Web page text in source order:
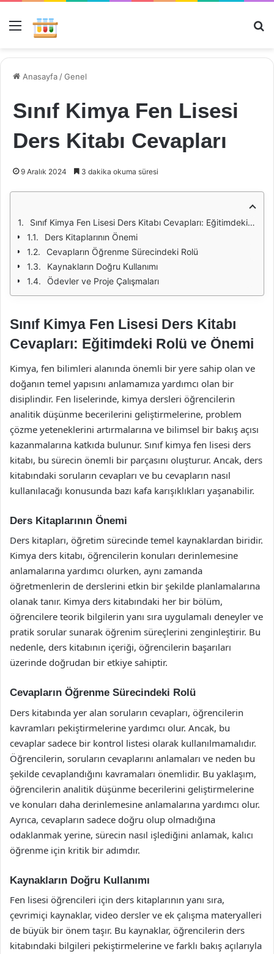
Menü
Anasayfa /Genel
Sınıf Kimya Fen Lisesi
Ders Kitabı Cevapları
9 Aralık 2024 3 dakika okuma süresi
Sınıf Kimya Fen Lisesi Ders Kitabı Cevapları: Eğitimdeki Rolü ve Önemi
Ders Kitaplarının Önemi
Cevapların Öğrenme Sürecindeki Rolü
Kaynakların Doğru Kullanımı
Ödevler ve Proje Çalışmaları
Sınıf Kimya Fen Lisesi Ders Kitabı
Cevapları: Eğitimdeki Rolü ve Önemi
Kimya, fen bilimleri alanında önemli bir yere sahip olan ve
doğanın temel yapısını anlamamıza yardımcı olan bir
disiplindir. Fen liselerinde, kimya dersleri öğrencilerin
analitik düşünme becerilerini geliştirmelerine, problem
çözme yeteneklerini artırmalarına ve bilimsel bir bakış açısı
kazanmalarına katkıda bulunur. Sınıf kimya fen lisesi ders
kitabı, bu sürecin önemli bir parçasını oluşturur. Ancak, ders
kitabındaki soruların cevapları ve bu cevapların nasıl
kullanılacağı konusunda bazı kafa karışıklıkları yaşanabilir.
Ders Kitaplarının Önemi
Ders kitapları, öğretim sürecinde temel kaynaklardan biridir.
Kimya ders kitabı, öğrencilerin konuları derinlemesine
anlamalarına yardımcı olurken, aynı zamanda
öğretmenlerin de derslerini etkin bir şekilde planlamalarına
olanak tanır. Kimya ders kitabındaki her bir bölüm,
öğrencilere teorik bilgilerin yanı sıra uygulamalı deneyler ve
pratik sorular sunarak öğrenim süreçlerini zenginleştirir. Bu
nedenle, ders kitabının içeriği, öğrencilerin başarıları
üzerinde doğrudan bir etkiye sahiptir.
Cevapların Öğrenme Sürecindeki Rolü
Ders kitabında yer alan soruların cevapları, öğrencilerin
kavramları pekiştirmelerine yardımcı olur. Ancak, bu
cevaplar sadece bir kontrol listesi olarak kullanılmamalıdır.
Öğrencilerin, soruların cevaplarını anlamaları ve neden bu
şekilde cevaplandığını kavramaları önemlidir. Bu yaklaşım,
öğrencilerin analitik düşünme becerilerini geliştirmelerine
ve konuları daha derinlemesine anlamalarına yardımcı olur.
Ayrıca, cevapların sadece doğru olup olmadığına
odaklanmak yerine, sürecin nasıl işlediğini anlamak, kalıcı
öğrenme için kritik bir adımdır.
Kaynakların Doğru Kullanımı
Fen lisesi öğrencileri için ders kitaplarının yanı sıra,
çevrimiçi kaynaklar, video dersler ve ek çalışma materyalleri
de büyük bir önem taşır. Bu kaynaklar, öğrencilerin ders
kitabındaki bilgileri pekiştirmelerine ve farklı bakış açılarıyla